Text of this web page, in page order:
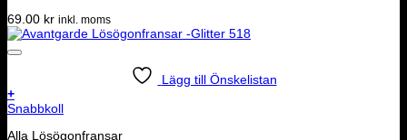
69.00 kr inkl. moms
Lägg till Önskelistan
+
Snabbkoll
Alla Lösögonfransar